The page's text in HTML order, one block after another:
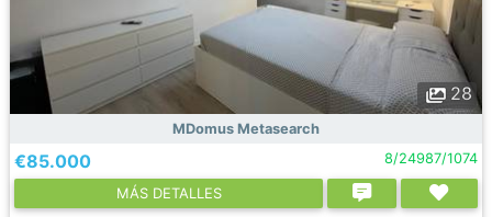
28
MDomus Metasearch
€85.000 8/24987/1074
МÁS DETALLES